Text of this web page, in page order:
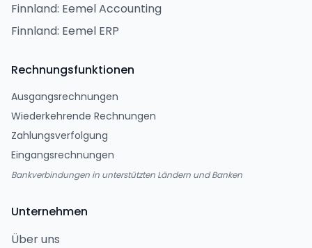
Finnland: Eemel Accounting
Finnland: Eemel ERP
Rechnungsfunktionen
Ausgangsrechnungen
Wiederkehrende Rechnungen
Zahlungsverfolgung
Eingangsrechnungen
Bankverbindungen in unterstützten Ländern und Banken
Unternehmen
Über uns